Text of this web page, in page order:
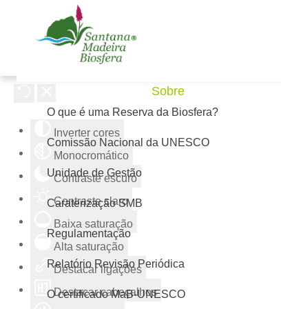
Ferramentas de acessibilidade
Inverter cores
Monocromático
Contraste escuro
Contraste claro
Baixa saturação
Alta saturação
Destacar ligações
Destacar cabeçalhos
Sobre
O que é uma Reserva da Biosfera?
Comissão Nacional da UNESCO
Unidade de Gestão
Caraterização SMB
Regulamentação
Relatório Revisão Periódica
O certificado MaB-UNESCO